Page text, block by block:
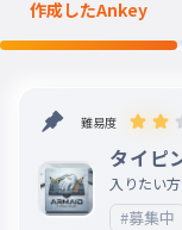
作成したAnkey
難易度
タイ
望者募
入りたい
#募集中